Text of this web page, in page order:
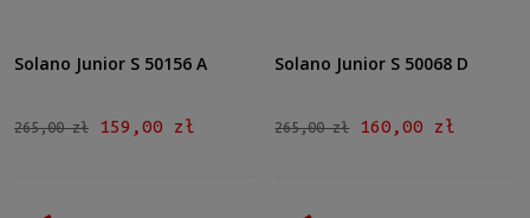
Solano Junior S 50156 A
265,00 zł 159,00 zł
Solano Junior S 50068 D
265,00 zł 160,00 zł